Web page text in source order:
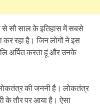
से सौ साल के इतिहास में सबसे
कर रहा है। जिन लोगों ने इस
अर्पित करता हूं और उनके
की जननी है। लोकतंत्र
के तौर पर आया है। ऐसा